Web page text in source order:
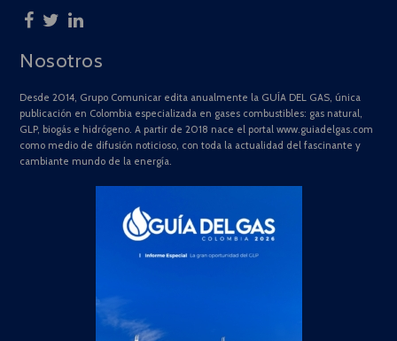
Nosotros
Desde 2014, Grupo Comunicar edita anualmente la GUÍA DEL GAS, única
publicación en Colombia especializada en gases combustibles: gas natural,
GLP, biogás e hidrógeno. A partir de 2018 nace el portal www.guiadelgas.com
como medio de difusión noticioso, con toda la actualidad del fascinante y
cambiante mundo de la energía.